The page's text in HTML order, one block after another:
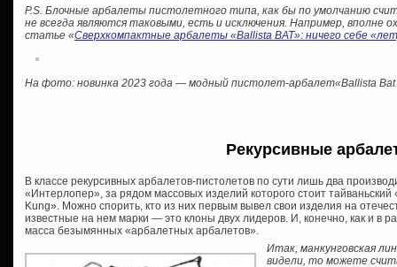
P.S. Блочные арбалеты пистолетного типа, как бы по умолчанию
не всегда являются таковыми, есть и исключения. Например, вполне
статье «Сверхкомпактные арбалеты «Ballista BAT»: ничего себе
На фото: новинка 2023 года — модный пистолет-арбалет«Ballista Bat
Рекурсивные
В классе рекурсивных арбалетов-пистолетов по сути лишь два
«Интерлопер», за рядом массовых изделий которого стоит
Kung». Можно спорить, кто из них первым вывел свои изделия на
известные на нем марки — это клоны двух лидеров. И, конечно, как и в
масса безымянных «арбалетных арбалетов».
Итак, манкунговская
видели, то можете